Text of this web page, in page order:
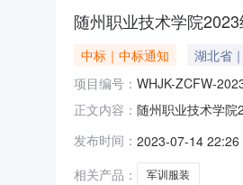
随州职业技术学院
中标｜中标通知 湖北省
项目编号： WHJK-ZCFW-
正文内容： 随州职业技术学
33.9000000（万
发布时间： 2023-07-14 22:26
相关产品：
军训服装